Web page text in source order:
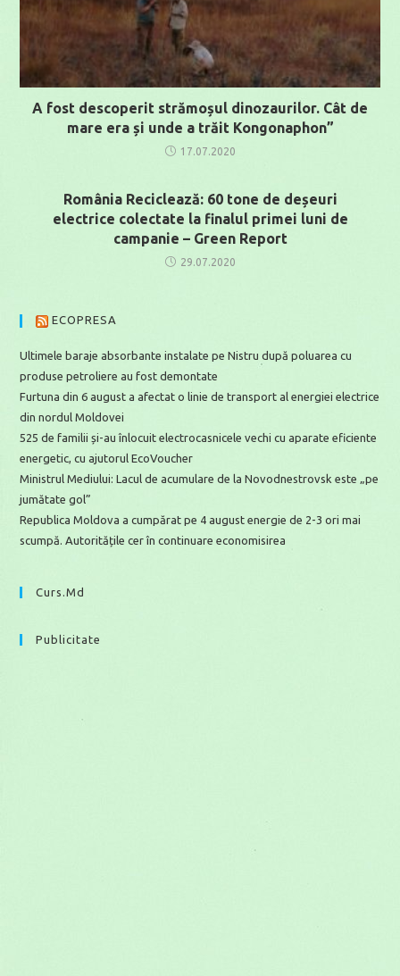
A fost descoperit strămoșul dinozaurilor. Cât de
mare era și unde a trăit Kongonaphon”
17.07.2020
România Reciclează: 60 tone de deșeuri
electrice colectate la finalul primei luni de
campanie – Green Report
29.07.2020
ECOPRESA
Ultimele baraje absorbante instalate pe Nistru după poluarea cu
produse petroliere au fost demontate
Furtuna din 6 august a afectat o linie de transport al energiei electrice
din nordul Moldovei
525 de familii și-au înlocuit electrocasnicele vechi cu aparate eficiente
energetic, cu ajutorul EcoVoucher
Ministrul Mediului: Lacul de acumulare de la Novodnestrovsk este „pe
jumătate gol”
Republica Moldova a cumpărat pe 4 august energie de 2-3 ori mai
scumpă. Autoritățile cer în continuare economisirea
Curs.md
Publicitate